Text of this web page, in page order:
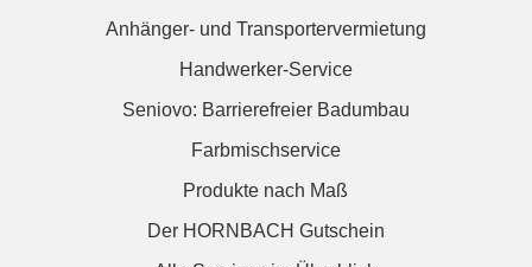
Anhänger- und Transportervermietung
Handwerker-Service
Seniovo: Barrierefreier Badumbau
Farbmischservice
Produkte nach Maß
Der HORNBACH Gutschein